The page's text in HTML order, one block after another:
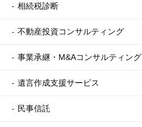
相続税診断
不動産投資コンサルティング
事業承継・M&Aコンサルティング
遺言作成支援サービス
民事信託